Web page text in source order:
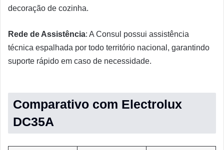
decoração de cozinha.
Rede de Assistência: A Consul possui assistência
técnica espalhada por todo território nacional, garantindo
suporte rápido em caso de necessidade.
Comparativo com Electrolux
DC35A